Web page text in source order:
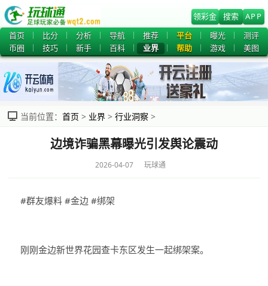
领彩金 搜索
APP
首页
比分 分析 导航 推荐 平台 曝光
测评
币圈
技巧 新手 百科 业界 帮助 游戏 美图
当前位置： 首页 > 业界 > 行业洞察 >
边境诈骗黑幕曝光引发舆论震动
2026-04-07 玩球通
#群友爆料 #金边 #绑架
刚刚金边新世界花园查卡东区发生一起绑架案。